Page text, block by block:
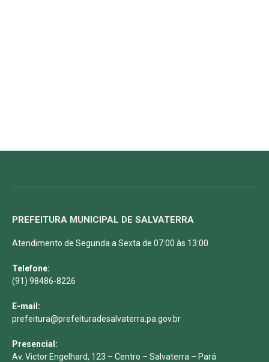
PREFEITURA MUNICIPAL DE SALVATERRA
Atendimento de Segunda a Sexta de 07:00 às 13:00
Telefone:
(91) 98486-8226
E-mail:
prefeitura@prefeituradesalvaterra.pa.gov.br
Presencial:
Av. Victor Engelhard, 123 – Centro – Salvaterra – Pará